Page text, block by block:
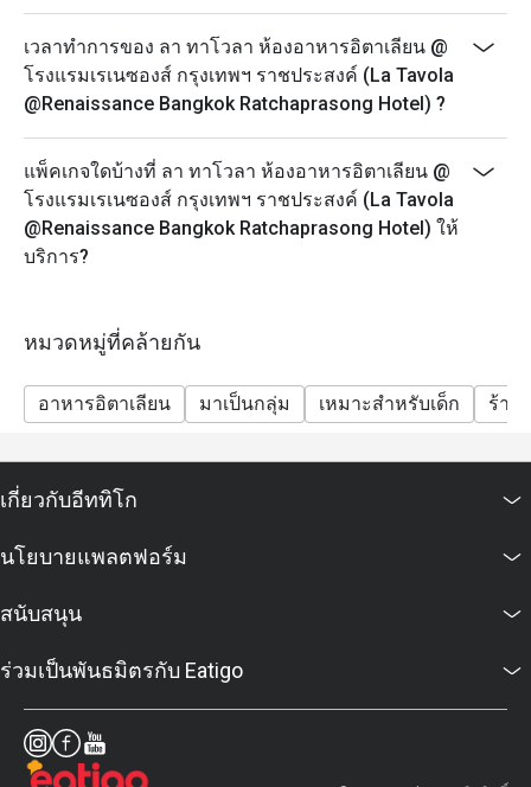
การเฉลิมฉลองแห่งท้องทะเล – สดใหม่ หรูหรา และเป็น
เอกลักษณ์เฉพาะของ La Tavola
💰 ราคาเริ่มต้นที่ THB 690++
📅 โปรโมชั่นนี้ใช้ได้ถึง 31 สิงหาคม 2569
🍽 อาหารกลางวัน: 12:00 – 15:00 น.
🌙 อาหารเย็น: 18:00 – 22:30 น.
⚠ เมนูตามฤดูกาล – มีให้บริการในระยะเวลาจำกัด
• ส่วนลดใช้ได้เฉพาะอาหารเท่านั้น
• ราคาเป็นเงินบาท และยังไม่รวมค่าบริการ 10% และ
เวลาทำการของ ลา ทาโวลา ห้องอาหารอิตาเลียน @
โรงแรมเรเนซองส์ กรุงเทพฯ ราชประสงค์ (La Tavola
@Renaissance Bangkok Ratchaprasong Hotel) ?
แพ็คเกจใดบ้างที่ ลา ทาโวลา ห้องอาหารอิตาเลียน @
โรงแรมเรเนซองส์ กรุงเทพฯ ราชประสงค์ (La Tavola
@Renaissance Bangkok Ratchaprasong Hotel) ให้
บริการ?
หมวดหมู่ที่คล้ายกัน
อาหารอิตาเลียน มาเป็นกลุ่ม เหมาะสำหรับเด็ก ร้าน
เกี่ยวกับอีททิโก
นโยบายแพลตฟอร์ม
สนับสนุน
ร่วมเป็นพันธมิตรกับ Eatigo